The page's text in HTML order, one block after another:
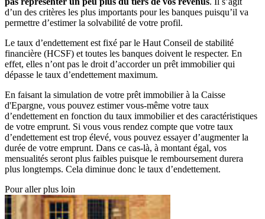
d’un des critères les plus importants pour les banques puisqu’il va
permettre d’estimer la solvabilité de votre profil.
Le taux d’endettement est fixé par le Haut Conseil de stabilité
financière (HCSF) et toutes les banques doivent le respecter. En
effet, elles n’ont pas le droit d’accorder un prêt immobilier qui
dépasse le taux d’endettement maximum.
En faisant la simulation de votre prêt immobilier à la Caisse
d'Epargne, vous pouvez estimer vous-même votre taux
d’endettement en fonction du taux immobilier et des caractéristiques
de votre emprunt. Si vous vous rendez compte que votre taux
d’endettement est trop élevé, vous pouvez essayer d’augmenter la
durée de votre emprunt. Dans ce cas-là, à montant égal, vos
mensualités seront plus faibles puisque le remboursement durera
plus longtemps. Cela diminue donc le taux d’endettement.
Pour aller plus loin